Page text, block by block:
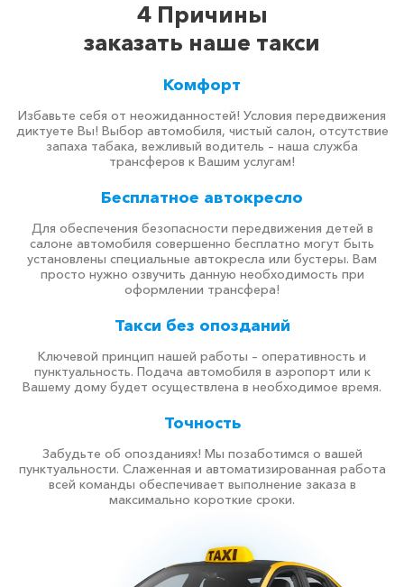
4 Причины
заказать наше такси
Комфорт
Избавьте себя от неожиданностей! Условия передвижения
диктуете Вы! Выбор автомобиля, чистый салон, отсутствие
запаха табака, вежливый водитель – наша служба
трансферов к Вашим услугам!
Бесплатное автокресло
Для обеспечения безопасности передвижения детей в
салоне автомобиля совершенно бесплатно могут быть
установлены специальные автокресла или бустеры. Вам
просто нужно озвучить данную необходимость при
оформлении трансфера!
Такси без опозданий
Ключевой принцип нашей работы – оперативность и
пунктуальность. Подача автомобиля в аэропорт или к
Вашему дому будет осуществлена в необходимое время.
Точность
Забудьте об опозданиях! Мы позаботимся о вашей
пунктуальности. Слаженная и автоматизированная работа
всей команды обеспечивает выполнение заказа в
максимально короткие сроки.